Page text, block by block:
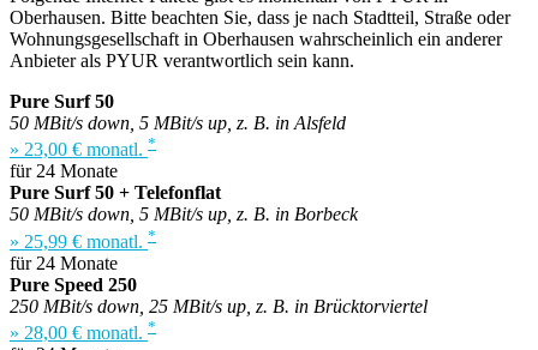
Oberhausen. Bitte beachten Sie, dass je nach Stadtteil, Straße oder
Wohnungsgesellschaft in Oberhausen wahrscheinlich ein anderer
Anbieter als PYUR verantwortlich sein kann.
Pure Surf 50
50 MBit/s down, 5 MBit/s up, z. B. in Alsfeld
» 23,00 € monatl. *
für 24 Monate
Pure Surf 50 + Telefonflat
50 MBit/s down, 5 MBit/s up, z. B. in Borbeck
» 25,99 € monatl. *
für 24 Monate
Pure Speed 250
250 MBit/s down, 25 MBit/s up, z. B. in Brücktorviertel
» 28,00 € monatl. *